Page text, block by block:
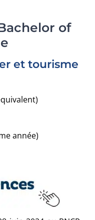
of
et tourisme
année)